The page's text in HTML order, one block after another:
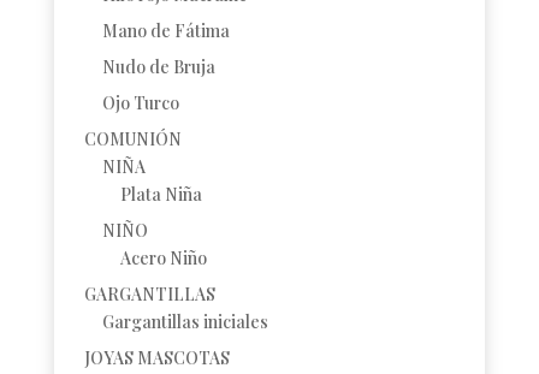
Mano de Fátima
Nudo de Bruja
Ojo Turco
COMUNIÓN
NIÑA
Plata Niña
NIÑO
Acero Niño
GARGANTILLAS
Gargantillas iniciales
JOYAS MASCOTAS